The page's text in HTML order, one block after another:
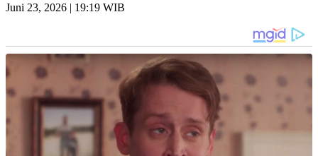
Juni 23, 2026 | 19:19 WIB